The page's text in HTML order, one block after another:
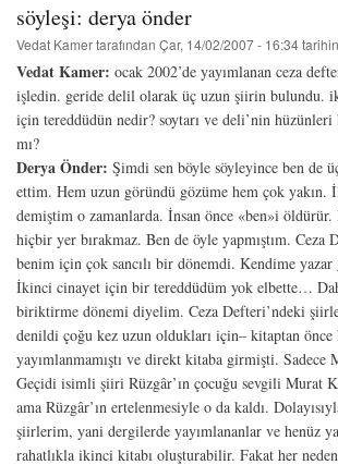
söyleşi: derya önder
Vedat Kamertarafından Çar, 14/02/2007 - 16:34
Vedat Kamer: ocak 2002’de yayımlanan ceza
işledin. geride delil olarak üç uzun şiirin bulundu.
için tereddüdün nedir? soytarı ve deli’nin hüzünleri
mı?
Derya Önder: Şimdi sen böyle söyleyince ben de
ettim. Hem uzun göründü gözüme hem çok
demiştim o zamanlarda. İnsan önce «ben»i
hiçbir yer bırakmaz. Ben de öyle yapmıştım. Ceza
benim için çok sancılı bir dönemdi. Kendime yazar
İkinci cinayet için bir tereddüdüm yok elbette…
biriktirme dönemi diyelim. Ceza Defteri’ndeki
denildi çoğu kez uzun oldukları için– kitaptan
yayımlanmamıştı ve direkt kitaba girmişti.
Geçidi isimli şiiri Rüzgâr’ın çocuğu sevgili Murat
ama Rüzgâr’ın ertelenmesiyle o da kaldı.
şiirlerim, yani dergilerde yayımlananlar ve henüz
rahatlıkla ikinci kitabı oluşturabilir. Fakat her